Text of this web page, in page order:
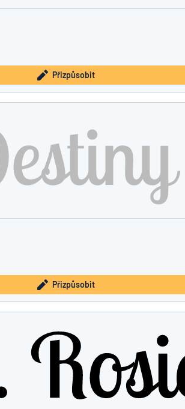
Přizpůsobit
Přizpůsobit